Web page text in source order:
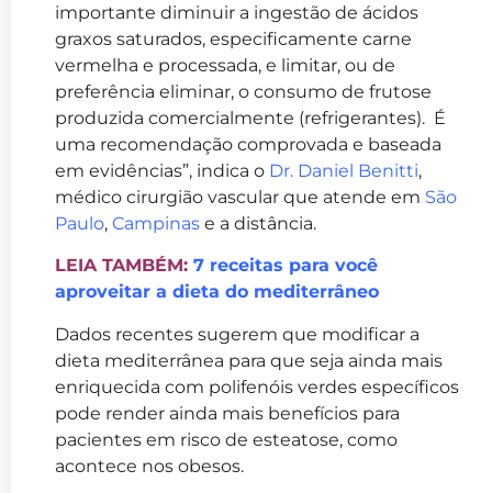
importante diminuir a ingestão de ácidos
graxos saturados, especificamente carne
vermelha e processada, e limitar, ou de
preferência eliminar, o consumo de frutose
produzida comercialmente (refrigerantes). É
uma recomendação comprovada e baseada
em evidências”, indica o Dr. Daniel Benitti,
médico cirurgião vascular que atende em São
Paulo, Campinas e a distância.
LEIA TAMBÉM: 7 receitas para você
aproveitar a dieta do mediterrâneo
Dados recentes sugerem que modificar a
dieta mediterrânea para que seja ainda mais
enriquecida com polifenóis verdes específicos
pode render ainda mais benefícios para
pacientes em risco de esteatose, como
acontece nos obesos.